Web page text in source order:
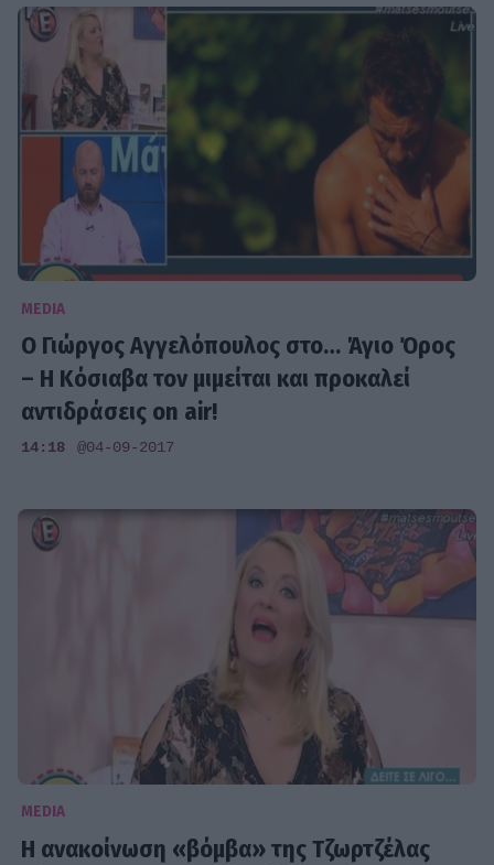
MEDIA
Ο Γιώργος Αγγελόπουλος στο… Άγιο Όρος
– Η Κόσιαβα τον μιμείται και προκαλεί
αντιδράσεις on air!
14:18 @04-09-2017
MEDIA
H ανακοίνωση «βόμβα» της Τζωρτζέλας